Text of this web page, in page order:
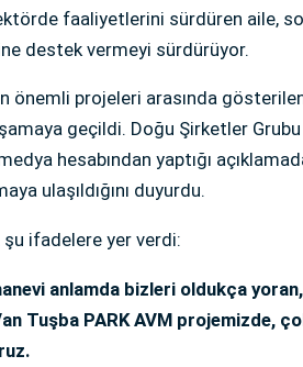
faaliyetlerini sürdüren aile,
destek vermeyi sürdürüyor.
önemli projeleri arasında
geçildi. Doğu Şirketler Grubu
hesabından yaptığı
ulaşıldığını duyurdu.
şu ifadelere yer verdi:
anlamda bizleri oldukça
Tuşba PARK AVM projemizde,